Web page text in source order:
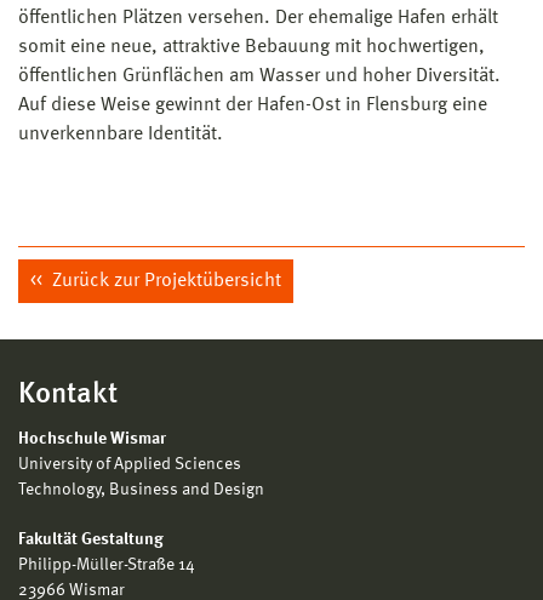
öffentlichen Plätzen versehen. Der ehemalige Hafen erhält
somit eine neue, attraktive Bebauung mit hochwertigen,
öffentlichen Grünflächen am Wasser und hoher Diversität.
Auf diese Weise gewinnt der Hafen-Ost in Flensburg eine
unverkennbare Identität.
Zurück zur Projektübersicht
Kontakt
Hochschule Wismar
University of Applied Sciences
Technology, Business and Design
Fakultät Gestaltung
Philipp-Müller-Straße 14
23966 Wismar